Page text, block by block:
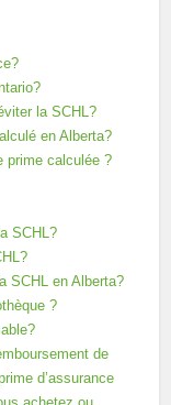
la SCHL?
en Alberta?
prime calculée ?
SCHL?
SCHL en Alberta?
?
de
d’assurance